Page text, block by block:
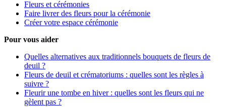
Fleurs et cérémonies
Faire livrer des fleurs pour la cérémonie
Créer votre espace cérémonie
Pour vous aider
Quelles alternatives aux traditionnels bouquets de fleurs de
deuil ?
Fleurs de deuil et crématoriums : quelles sont les règles à
suivre ?
Fleurir une tombe en hiver : quelles sont les fleurs qui ne
gèlent pas ?